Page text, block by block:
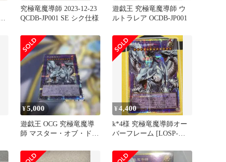
究極竜魔導師 2023-12-23
QCDB-JP001 SE シク仕様
遊戯王 究極竜魔導師 ウ
ルトラレア OCDB-JP001
¥5,000
遊戯王 OCG 究極竜魔導
師 マスター・オブ・ドラ
¥4,400
k*4様 究極竜魔導師オー
バーフレーム [LOSP-